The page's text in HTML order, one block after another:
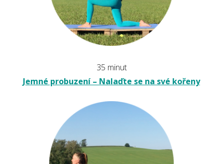
35 minut
Jemné probuzení – Nalaďte se na své kořeny